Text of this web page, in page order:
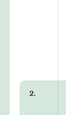
2.